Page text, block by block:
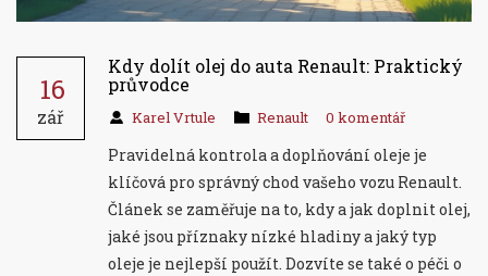
16
zář
Kdy dolít olej do auta Renault: Praktický
průvodce
Karel Vrtule Renault 0 komentář
Pravidelná kontrola a doplňování oleje je
klíčová pro správný chod vašeho vozu Renault.
Článek se zaměřuje na to, kdy a jak doplnit olej,
jaké jsou příznaky nízké hladiny a jaký typ
oleje je nejlepší použít. Dozvíte se také o péči o